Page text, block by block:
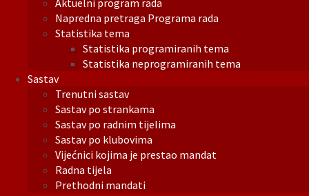
Aktuelni program rada
Napredna pretraga Programa rada
Statistika tema
Statistika programiranih tema
Statistika neprogramiranih tema
Sastav
Trenutni sastav
Sastav po strankama
Sastav po radnim tijelima
Sastav po klubovima
Vijećnici kojima je prestao mandat
Radna tijela
Prethodni mandati